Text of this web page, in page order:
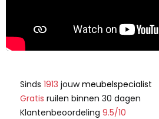
Sinds 1913 jouwmeubelspecialist
Gratis ruilen binnen 30 dagen
Klantenbeoordeling 9.5/10